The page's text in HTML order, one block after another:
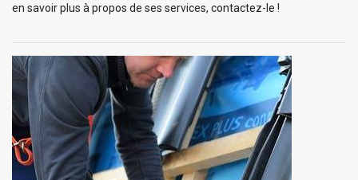
en savoir plus à propos de ses services, contactez-le !